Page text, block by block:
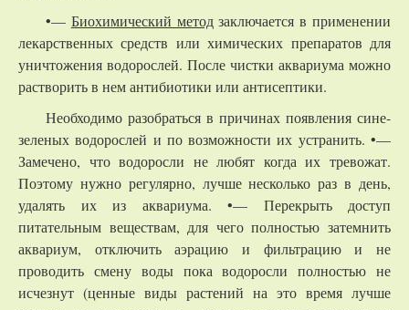
•— Биохимический методзаключается в применении
лекарственных средств или химических препаратов для
уничтожения водорослей. После чистки аквариума можно
растворить в нем антибиотики или антисептики.
Необходимо разобраться в причинах появления сине-
зеленых водорослей и по возможности их устранить. •—
Замечено, что водоросли не любят когда их тревожат.
Поэтому нужно регулярно, лучше несколько раз в день,
удалять их из аквариума. •— Перекрыть доступ
питательным веществам, для чего полностью затемнить
аквариум, отключить аэрацию и фильтрацию и не
проводить смену воды пока водоросли полностью не
исчезнут (ценные виды растений на это время лучше